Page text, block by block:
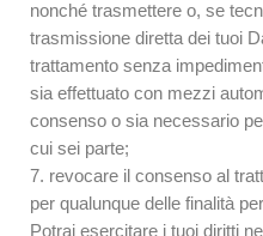
nonché trasmettere o, se
trasmissione diretta dei tuoi
trattamento senza
sia effettuato con mezzi
consenso o sia necessario
cui sei parte;
7. revocare il consenso al
per qualunque delle finalità
Potrai esercitare i tuoi diritti